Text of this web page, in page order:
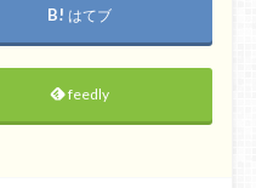
はてブ
feedly